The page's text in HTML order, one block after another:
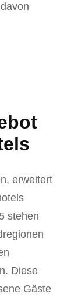
erweitert
stehen
Diese
Gäste